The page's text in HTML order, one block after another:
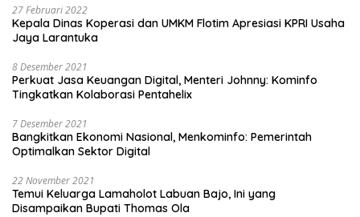
27 Februari 2022
Kepala Dinas Koperasi dan UMKM Flotim Apresiasi KPRI Usaha
Jaya Larantuka
8 Desember 2021
Perkuat Jasa Keuangan Digital, Menteri Johnny: Kominfo
Tingkatkan Kolaborasi Pentahelix
7 Desember 2021
Bangkitkan Ekonomi Nasional, Menkominfo: Pemerintah
Optimalkan Sektor Digital
22 November 2021
Temui Keluarga Lamaholot Labuan Bajo, Ini yang
Disampaikan Bupati Thomas Ola